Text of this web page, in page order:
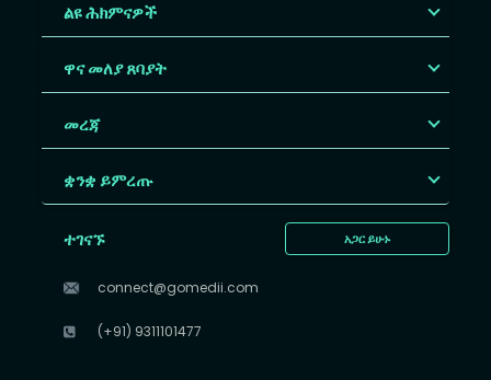
ልዩ ሕክምናዎች
ዋና መለያ ጸባያት
መረጃ
ቋንቋ ይምረጡ
አጋር ይሁኑ
ተገናኙ
connect@gomedii.com
(+91) 9311101477